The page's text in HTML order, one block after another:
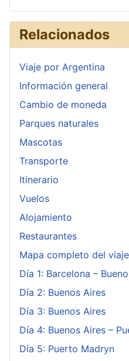
Relacionados
Viaje por Argentina
Información general
Cambio de moneda
Parques naturales
Mascotas
Transporte
Itinerario
Vuelos
Alojamiento
Restaurantes
Mapa completo del viaje
Día 1: Barcelona –
Día 2: Buenos Aires
Día 3: Buenos Aires
Día 4: Buenos Aires –
Día 5: Puerto Madryn